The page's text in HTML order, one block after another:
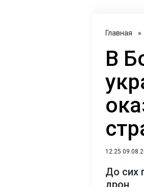
Главная »
В
12:25
До сих
дрон